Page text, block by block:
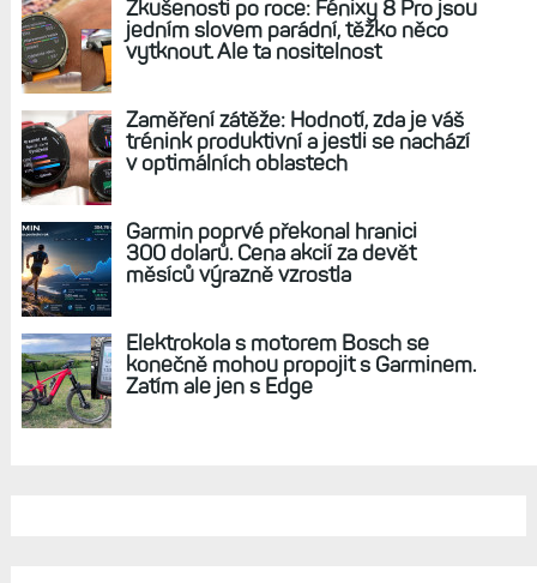
Zkušenosti po roce: Fénixy 8 Pro jsou
jedním slovem parádní, těžko něco
vytknout. Ale ta nositelnost
Zaměření zátěže: Hodnotí, zda je váš
trénink produktivní a jestli se nachází
v optimálních oblastech
Garmin poprvé překonal hranici
300 dolarů. Cena akcií za devět
měsíců výrazně vzrostla
Elektrokola s motorem Bosch se
konečně mohou propojit s Garminem.
Zatím ale jen s Edge